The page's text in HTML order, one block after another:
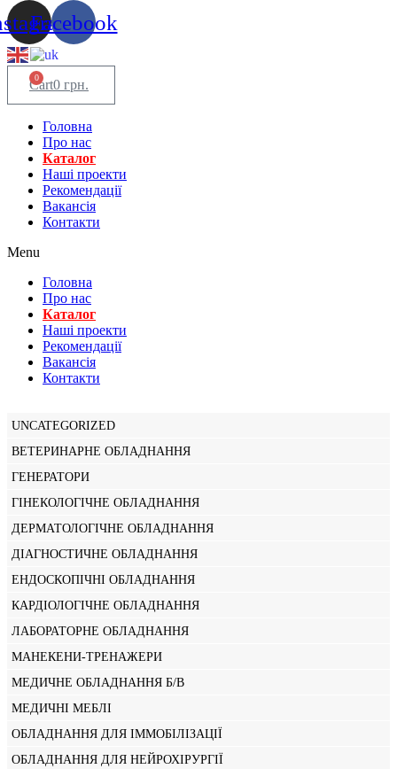
Facebook
0 грн.
0
Cart
Головна
Про нас
Каталог
Нашi проекти
Рекомендації
Вакансiя
Контакти
Menu
Головна
Про нас
Каталог
Нашi проекти
Рекомендації
Вакансiя
Контакти
UNCATEGORIZED
ВЕТЕРИНАРНЕ ОБЛАДНАННЯ
ГЕНЕРАТОРИ
ГІНЕКОЛОГІЧНЕ ОБЛАДНАННЯ
ДЕРМАТОЛОГІЧНЕ ОБЛАДНАННЯ
ДІАГНОСТИЧНЕ ОБЛАДНАННЯ
ЕНДОСКОПІЧНІ ОБЛАДНАННЯ
КАРДІОЛОГІЧНЕ ОБЛАДНАННЯ
ЛАБОРАТОРНЕ ОБЛАДНАННЯ
МАНЕКЕНИ-ТРЕНАЖЕРИ
МЕДИЧНЕ ОБЛАДНАННЯ Б/В
МЕДИЧНІ МЕБЛІ
ОБЛАДНАННЯ ДЛЯ ІММОБІЛІЗАЦІЇ
ОБЛАДНАННЯ ДЛЯ НЕЙРОХІРУРГІЇ